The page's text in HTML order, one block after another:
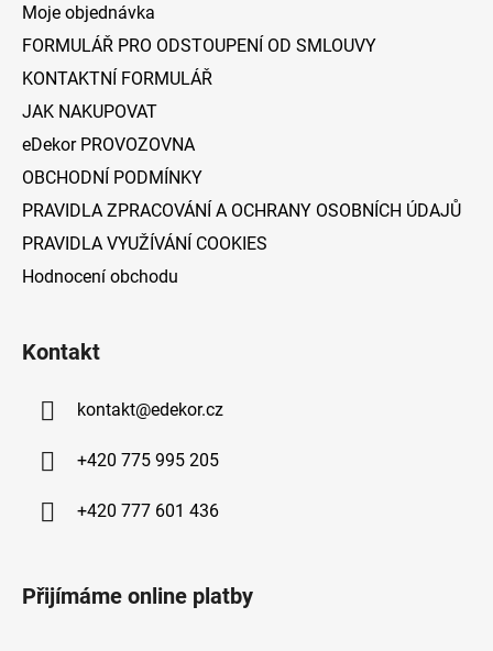
Moje objednávka
FORMULÁŘ PRO ODSTOUPENÍ OD SMLOUVY
KONTAKTNÍ FORMULÁŘ
JAK NAKUPOVAT
eDekor PROVOZOVNA
OBCHODNÍ PODMÍNKY
PRAVIDLA ZPRACOVÁNÍ A OCHRANY OSOBNÍCH ÚDAJŮ
PRAVIDLA VYUŽÍVÁNÍ COOKIES
Hodnocení obchodu
Kontakt
kontakt@edekor.cz
+420 775 995 205
+420 777 601 436
Přijímáme online platby